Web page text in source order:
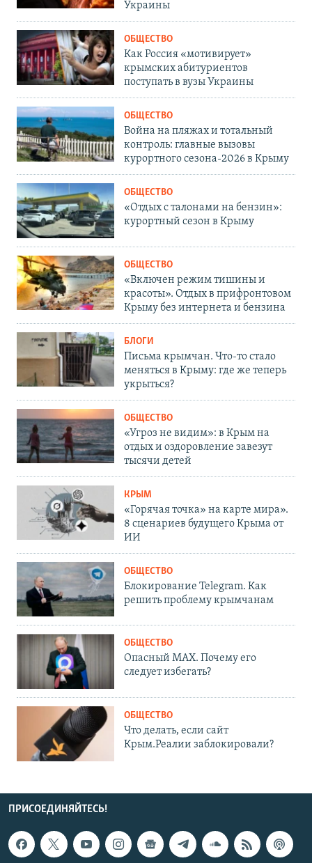
Украины
ОБЩЕСТВО
Как Россия «мотивирует»
крымских абитуриентов
поступать в вузы Украины
ОБЩЕСТВО
Война на пляжах и тотальный
контроль: главные вызовы
курортного сезона-2026 в Крыму
ОБЩЕСТВО
«Отдых с талонами на бензин»:
курортный сезон в Крыму
ОБЩЕСТВО
«Включен режим тишины и
красоты». Отдых в прифронтовом
Крыму без интернета и бензина
БЛОГИ
Письма крымчан. Что-то стало
меняться в Крыму: где же теперь
укрыться?
ОБЩЕСТВО
«Угроз не видим»: в Крым на
отдых и оздоровление завезут
тысячи детей
КРЫМ
«Горячая точка» на карте мира».
8 сценариев будущего Крыма от
ИИ
ОБЩЕСТВО
Блокирование Telegram. Как
решить проблему крымчанам
ОБЩЕСТВО
Опасный MAX. Почему его
следует избегать?
ОБЩЕСТВО
Что делать, если сайт
Крым.Реалии заблокировали?
ПРИСОЕДИНЯЙТЕСЬ!